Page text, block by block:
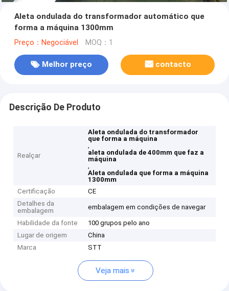
Aleta ondulada do transformador automático que
forma a máquina 1300mm
Preço：Negociável MOQ：1
Melhor preço contacto
Descrição De Produto
Realçar
Aleta ondulada do transformador
que forma a máquina
,
aleta ondulada de 400mm que faz a
máquina
,
Aleta ondulada que forma a máquina
1300mm
Certificação
CE
Detalhes da
embalagem
embalagem em condições de navegar
Habilidade da fonte
100 grupos pelo ano
Lugar de origem
China
Marca
STT
Veja mais